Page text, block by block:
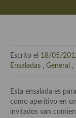
Tiendas especiales
Especias,
Escrito el 18/05/
Ensaladas , General ,
Esta ensalada es
como aperitivo en
invitados van